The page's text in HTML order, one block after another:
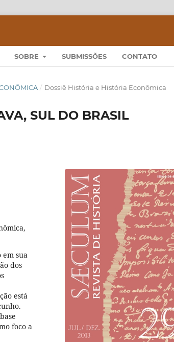
SOBRE SUBMISSÕES CONTATO
/ Dossiê História e História Econômica
SUL DO BRASIL
sua
dos
está
foco a